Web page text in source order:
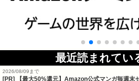
最近読まれてい
2026/08/09まで
[PR]
【最大50%還元】Amazon公式マンガ毎週末